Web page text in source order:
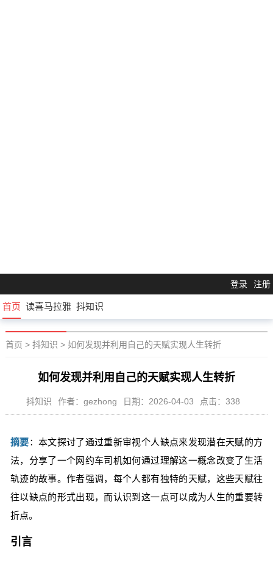
登录 注册
首页 读喜马拉雅 抖知识
首页 > 抖知识 > 如何发现并利用自己的天赋实现人生转折
如何发现并利用自己的天赋实现人生转折
抖知识 作者：gezhong 日期：2026-04-03 点击：338
摘要：本文探讨了通过重新审视个人缺点来发现潜在天赋的方
法，分享了一个网约车司机如何通过理解这一概念改变了生活
轨迹的故事。作者强调，每个人都有独特的天赋，这些天赋往
往以缺点的形式出现，而认识到这一点可以成为人生的重要转
折点。
引言